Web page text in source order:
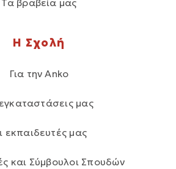
Τα βραβεία μας
Η Σχολή
Για την Anko
μας
εκπαιδευτές μας
και Σύμβουλοι Σπουδών